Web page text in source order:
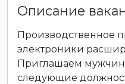
Описание
Производственное
электроники
Приглашаем
следующие